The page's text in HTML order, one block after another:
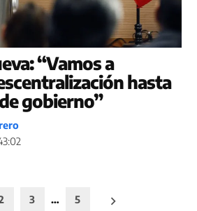
“Vamos a
hasta
gobierno”
3 … 5